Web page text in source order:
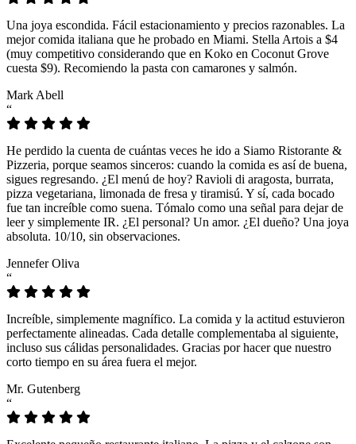
Una joya escondida. Fácil estacionamiento y precios razonables. La
mejor comida italiana que he probado en Miami. Stella Artois a $4
(muy competitivo considerando que en Koko en Coconut Grove
cuesta $9). Recomiendo la pasta con camarones y salmón.
Mark Abell
“
He perdido la cuenta de cuántas veces he ido a Siamo Ristorante &
Pizzeria, porque seamos sinceros: cuando la comida es así de buena,
sigues regresando. ¿El menú de hoy? Ravioli di aragosta, burrata,
pizza vegetariana, limonada de fresa y tiramisú. Y sí, cada bocado
fue tan increíble como suena. Tómalo como una señal para dejar de
leer y simplemente IR. ¿El personal? Un amor. ¿El dueño? Una joya
absoluta. 10/10, sin observaciones.
Jennefer Oliva
“
Increíble, simplemente magnífico. La comida y la actitud estuvieron
perfectamente alineadas. Cada detalle complementaba al siguiente,
incluso sus cálidas personalidades. Gracias por hacer que nuestro
corto tiempo en su área fuera el mejor.
Mr. Gutenberg
“